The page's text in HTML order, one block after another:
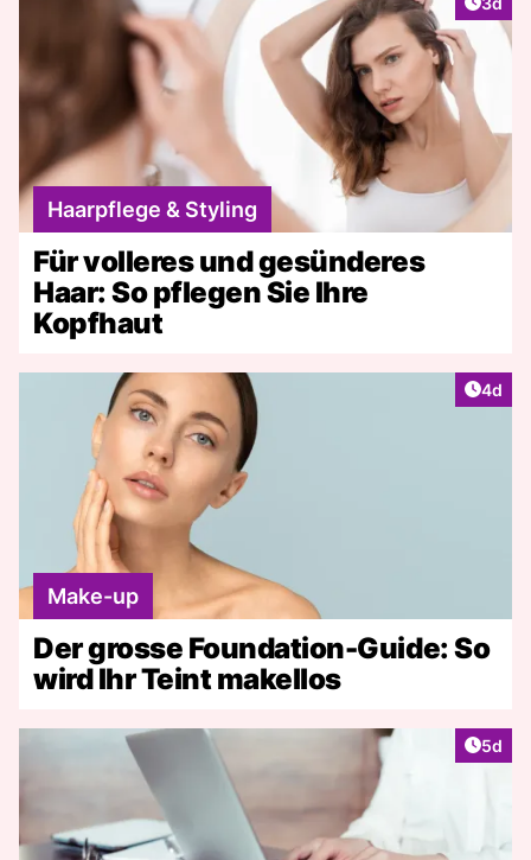
Haarpflege & Styling
Für volleres und gesünderes
Haar: So pflegen Sie Ihre
Kopfhaut
4d
Make-up
Der grosse Foundation-Guide: So
wird Ihr Teint makellos
5d